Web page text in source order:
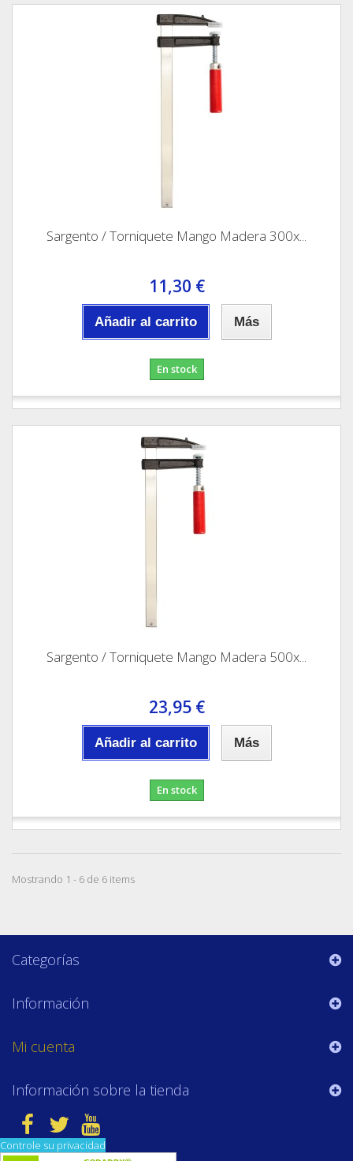
Sargento / Torniquete Mango Madera 300x...
11,30 €
Añadir al carrito Más
En stock
Sargento / Torniquete Mango Madera 500x...
23,95 €
Añadir al carrito Más
En stock
Mostrando 1 - 6 de 6 items
Categorías
Información
Mi cuenta
Información sobre la tienda
Controle su privacidad